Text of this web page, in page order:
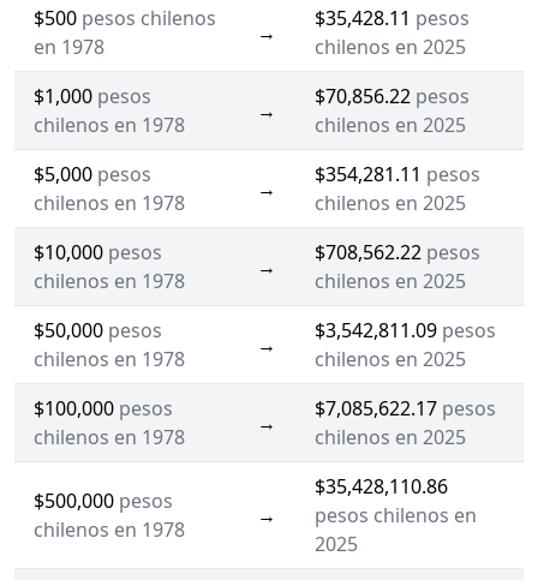
$500 pesos chilenos
en 1978
→
$35,428.11 pesos
chilenos en 2025
$1,000 pesos
chilenos en 1978
→
$70,856.22 pesos
chilenos en 2025
$5,000 pesos
chilenos en 1978
→
$354,281.11 pesos
chilenos en 2025
$10,000 pesos
chilenos en 1978
→
$708,562.22 pesos
chilenos en 2025
$50,000 pesos
chilenos en 1978
→
$3,542,811.09 pesos
chilenos en 2025
$100,000 pesos
chilenos en 1978
→
$7,085,622.17 pesos
chilenos en 2025
$500,000 pesos
chilenos en 1978
→
$35,428,110.86
pesos chilenos en
2025